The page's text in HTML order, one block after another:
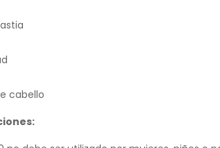
cabello